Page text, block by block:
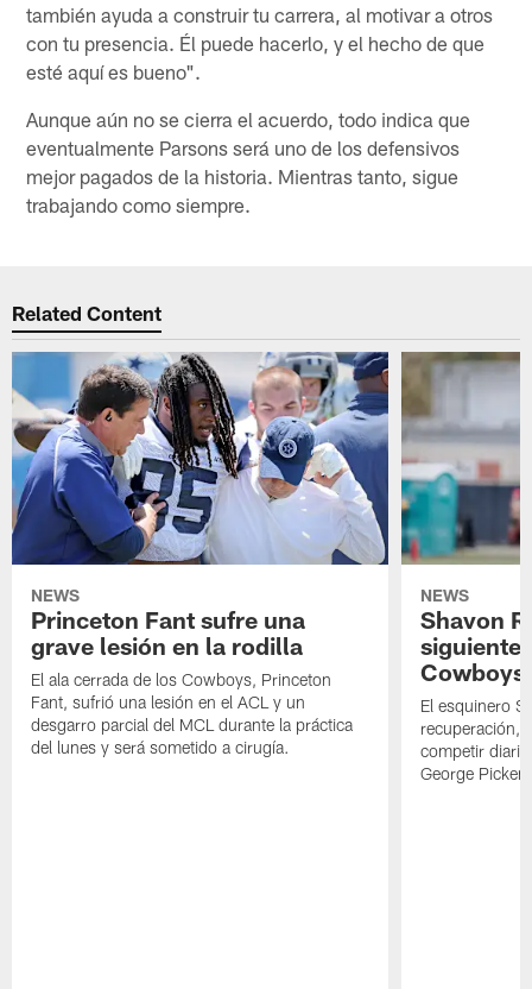
también ayuda a construir tu carrera, al motivar a otros
con tu presencia. Él puede hacerlo, y el hecho de que
esté aquí es bueno".
Aunque aún no se cierra el acuerdo, todo indica que
eventualmente Parsons será uno de los defensivos
mejor pagados de la historia. Mientras tanto, sigue
trabajando como siempre.
Related Content
NEWS
Princeton Fant sufre una
grave lesión en la rodilla
El ala cerrada de los Cowboys, Princeton
Fant, sufrió una lesión en el ACL y un
desgarro parcial del MCL durante la práctica
del lunes y será sometido a cirugía.
NEWS
Shavon
siguiente
Cowboys
El esquinero
recuperación,
competir
George